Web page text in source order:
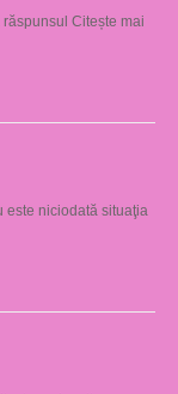
Citește mai
este niciodată situaţia